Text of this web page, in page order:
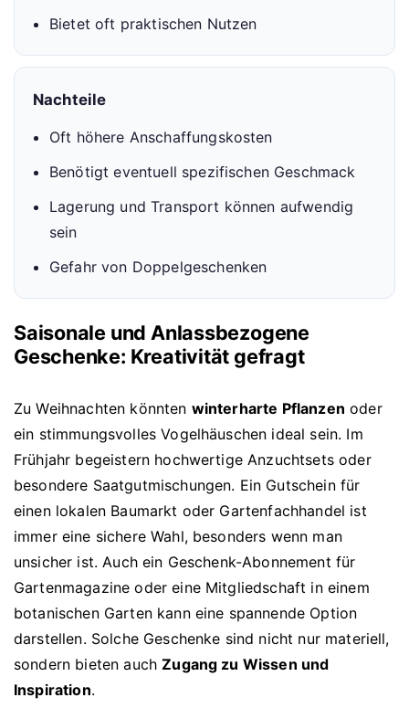
Bietet oft praktischen Nutzen
Nachteile
Oft höhere Anschaffungskosten
Benötigt eventuell spezifischen Geschmack
Lagerung und Transport können aufwendig
sein
Gefahr von Doppelgeschenken
Saisonale und Anlassbezogene
Geschenke: Kreativität gefragt
Zu Weihnachten könnten winterharte Pflanzen oder
ein stimmungsvolles Vogelhäuschen ideal sein. Im
Frühjahr begeistern hochwertige Anzuchtsets oder
besondere Saatgutmischungen. Ein Gutschein für
einen lokalen Baumarkt oder Gartenfachhandel ist
immer eine sichere Wahl, besonders wenn man
unsicher ist. Auch ein Geschenk-Abonnement für
Gartenmagazine oder eine Mitgliedschaft in einem
botanischen Garten kann eine spannende Option
darstellen. Solche Geschenke sind nicht nur materiell,
sondern bieten auchZugang zu Wissen und
Inspiration.